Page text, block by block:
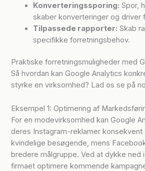
Konverteringssporing: Spor,
skaber konverteringer og driver
Tilpassede rapporter: Skab
specifikke forretningsbehov.
Praktiske forretningsmuligheder med
Så hvordan kan Google Analytics
styrke en virksomhed? Lad os se på
Eksempel 1: Optimering af
For en modevirksomhed kan Google
deres Instagram-reklamer
kvindelige besøgende, mens
bredere målgruppe. Ved at dykke ned
firmaet optimere kommende